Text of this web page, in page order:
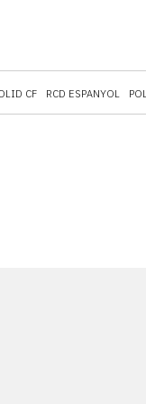
CF RCD ESPANYOL